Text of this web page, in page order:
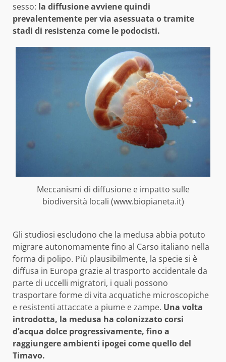
sesso: la diffusione avviene quindi
prevalentemente per via asessuata o tramite
stadi di resistenza come le podocisti.
Meccanismi di diffusione e impatto sulle
biodiversità locali (www.biopianeta.it)
Gli studiosi escludono che la medusa abbia potuto
migrare autonomamente fino al Carso italiano nella
forma di polipo. Più plausibilmente, la specie si è
diffusa in Europa grazie al trasporto accidentale da
parte di uccelli migratori, i quali possono
trasportare forme di vita acquatiche microscopiche
e resistenti attaccate a piume e zampe. Una volta
introdotta, la medusa ha colonizzato corsi
d’acqua dolce progressivamente, fino a
raggiungere ambienti ipogei come quello del
Timavo.